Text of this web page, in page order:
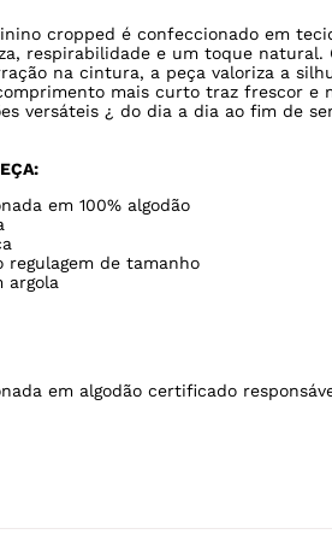
cropped é confeccionado em
respirabilidade e um toque natural.
na cintura, a peça valoriza a
mais curto traz frescor e
versáteis ¿ do dia a dia ao fim de
em 100% algodão
regulagem de tamanho
argola
em algodão certificado